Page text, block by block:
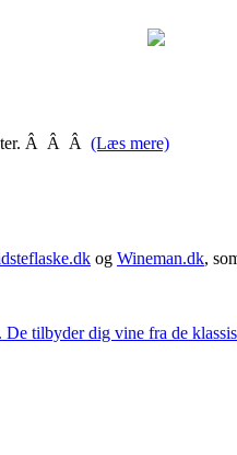
Â Â Â (Læs mere)
og Wineman.dk,
tilbyder dig vine fra de